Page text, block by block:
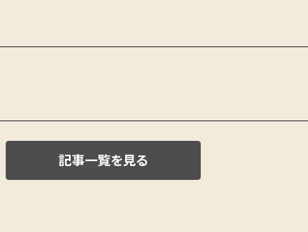
記事一覧を見る